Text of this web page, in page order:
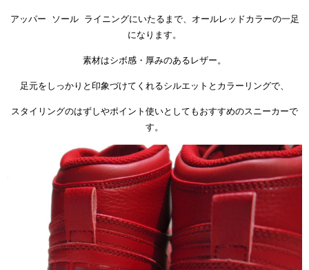
アッパー ソール ライニングにいたるまで、オールレッドカラーの一足
になります。
素材はシボ感・厚みのあるレザー。
足元をしっかりと印象づけてくれるシルエットとカラーリングで、
スタイリングのはずしやポイント使いとしてもおすすめのスニーカーで
す。